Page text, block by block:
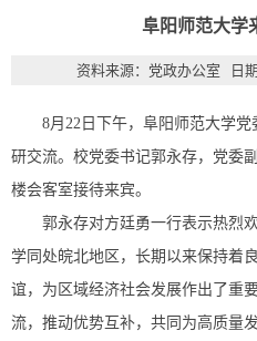
阜阳师范大学
资料来源：党政办公室 日
8月22日下午，阜阳师范大学
研交流。校党委书记郭永存，党委
楼会客室接待来宾。
郭永存对方廷勇一行表示热烈
学同处皖北地区，长期以来保持着
谊，为区域经济社会发展作出了重
流，推动优势互补，共同为高质量